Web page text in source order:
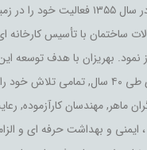
گروه صنعتی بهریزان در سال ۱۳۵۵
ساختمان با تأسیس کارخانه
نمود. بهریزان با هدف توسعه
ارتقاء کیفیت و نوآوری طی ۴۰ سال, تمامی
ماهر, مهندسان کارآزموده,
و بهداشت حرفه ای و